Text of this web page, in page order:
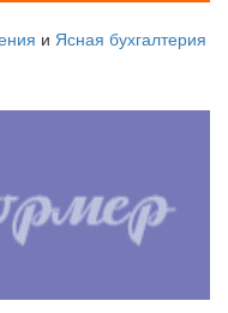
и Ясная бухгалтерия